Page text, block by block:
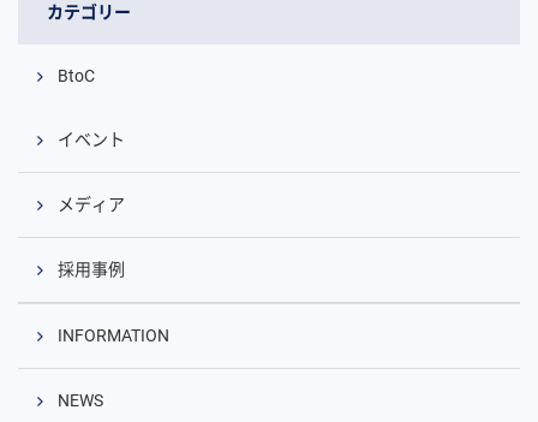
カテゴリー
BtoC
イベント
メディア
採用事例
INFORMATION
NEWS